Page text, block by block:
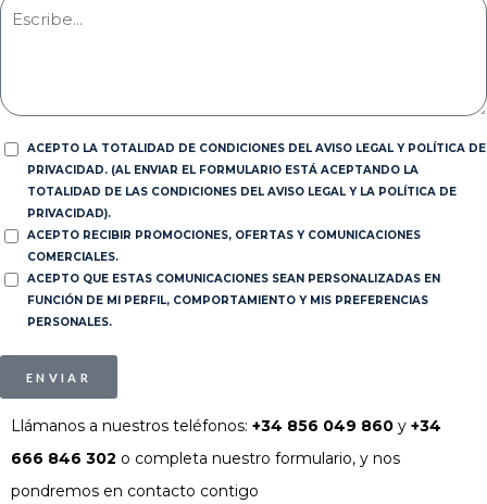
ACEPTO LA TOTALIDAD DE CONDICIONES DEL AVISO LEGAL Y POLÍTICA DE
PRIVACIDAD. (AL ENVIAR EL FORMULARIO ESTÁ ACEPTANDO LA
TOTALIDAD DE LAS CONDICIONES DEL AVISO LEGAL Y LA POLÍTICA DE
PRIVACIDAD).
ACEPTO RECIBIR PROMOCIONES, OFERTAS Y COMUNICACIONES
COMERCIALES.
ACEPTO QUE ESTAS COMUNICACIONES SEAN PERSONALIZADAS EN
FUNCIÓN DE MI PERFIL, COMPORTAMIENTO Y MIS PREFERENCIAS
PERSONALES.
ENVIAR
Llámanos a nuestros teléfonos: +34 856 049 860 y +34
666 846 302 o completa nuestro formulario, y nos
pondremos en contacto contigo